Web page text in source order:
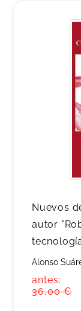
Nuevos
autor
Alonso
antes:
36,00 €